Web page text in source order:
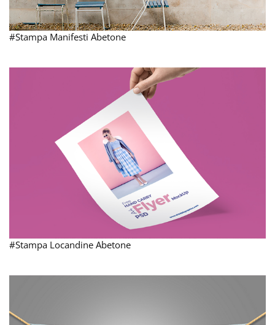
#Stampa Manifesti Abetone
#Stampa Locandine Abetone